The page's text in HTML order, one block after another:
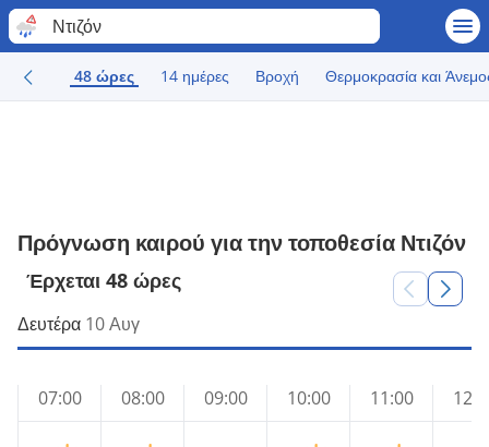
Ντιζόν
48 ώρες 14 ημέρες Βροχή Θερμοκρασία και
Πρόγνωση καιρού για την τοποθεσία Ντιζόν
Έρχεται 48 ώρες
Δευτέρα 10 Αυγ
07:00 08:00 09:00 10:00 11:00